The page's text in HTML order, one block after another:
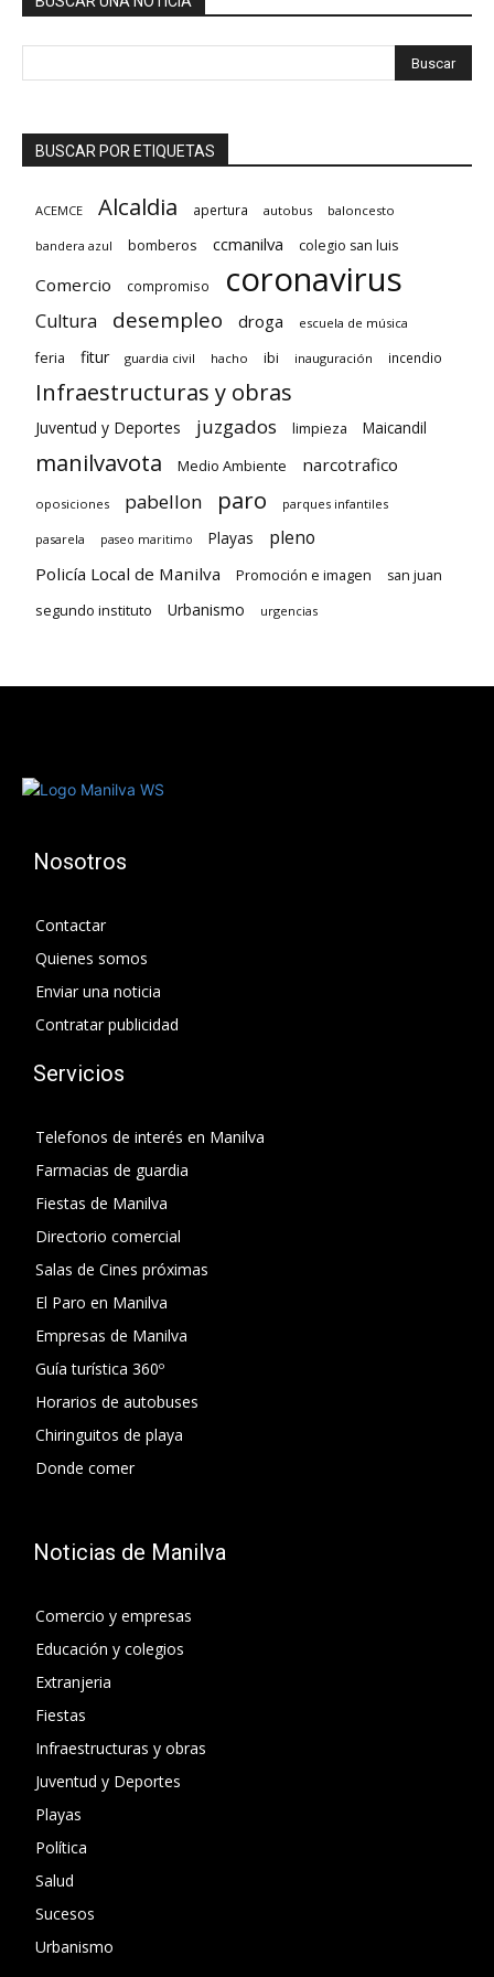
BUSCAR POR ETIQUETAS
ACEMCE Alcaldia apertura autobus baloncesto
bandera azul bomberos ccmanilva colegio san luis
Comercio compromiso coronavirus
Cultura desempleo droga escuela de música
feria fitur guardia civil hacho ibi inauguración incendio
Infraestructuras y obras
Juventud y Deportes juzgados limpieza Maicandil
manilvavota Medio Ambiente narcotrafico
oposiciones pabellon paro parques infantiles
pasarela paseo maritimo Playas pleno
Policía Local de Manilva Promoción e imagen san juan
segundo instituto Urbanismo urgencias
Nosotros
Contactar
Quienes somos
Enviar una noticia
Contratar publicidad
Servicios
Telefonos de interés en Manilva
Farmacias de guardia
Fiestas de Manilva
Directorio comercial
Salas de Cines próximas
El Paro en Manilva
Empresas de Manilva
Guía turística 360º
Horarios de autobuses
Chiringuitos de playa
Donde comer
Noticias de Manilva
Comercio y empresas
Educación y colegios
Extranjeria
Fiestas
Infraestructuras y obras
Juventud y Deportes
Playas
Política
Salud
Sucesos
Urbanismo